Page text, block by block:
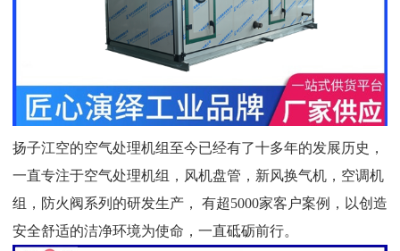
扬子江空的空气处理机组至今已经有了十多年的发展历史，
一直专注于空气处理机组，风机盘管，新风换气机，空调机
组，防火阀系列的研发生产，
有超5000家客户案例，以创造
安全舒适的洁净环境为使命，一直砥砺前行。